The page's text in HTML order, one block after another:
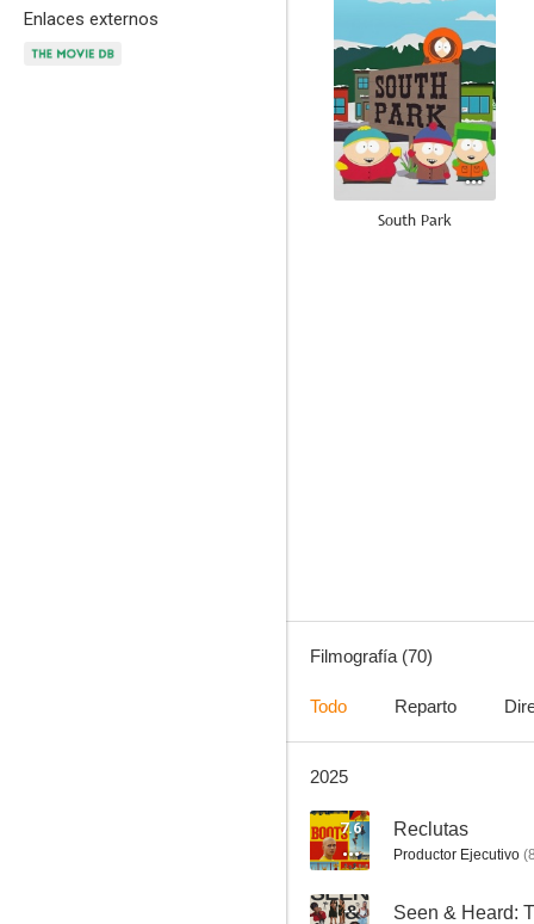
Enlaces externos
South Park
Sinatra: todo o nada
Filmografía (70)
Todo Reparto
2025
7.6 Reclutas
Productor Ejecutivo (
-- Seen & Heard: